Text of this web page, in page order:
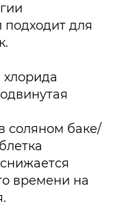
для
хлорида
соляном баке/
времени на